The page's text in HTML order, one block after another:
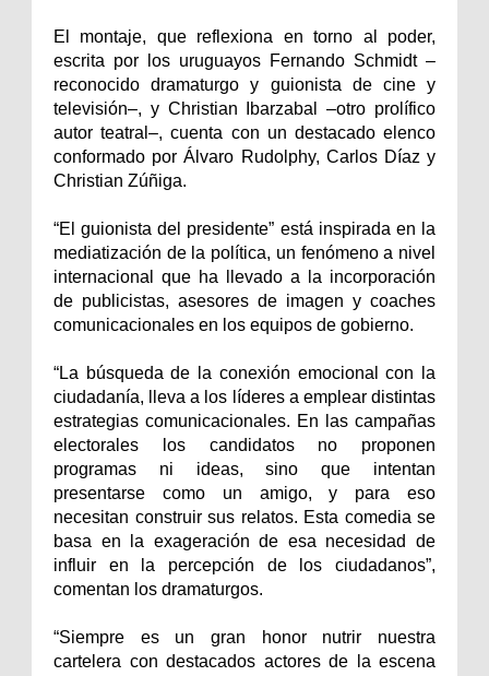
El montaje, que reflexiona en torno al poder,
escrita por los uruguayos Fernando Schmidt –
reconocido dramaturgo y guionista de cine y
televisión–, y Christian Ibarzabal –otro prolífico
autor teatral–, cuenta con un destacado elenco
conformado por Álvaro Rudolphy, Carlos Díaz y
Christian Zúñiga.
“El guionista del presidente” está inspirada en la
mediatización de la política, un fenómeno a nivel
internacional que ha llevado a la incorporación
de publicistas, asesores de imagen y coaches
comunicacionales en los equipos de gobierno.
“La búsqueda de la conexión emocional con la
ciudadanía, lleva a los líderes a emplear distintas
estrategias comunicacionales. En las campañas
electorales los candidatos no proponen
programas ni ideas, sino que intentan
presentarse como un amigo, y para eso
necesitan construir sus relatos. Esta comedia se
basa en la exageración de esa necesidad de
influir en la percepción de los ciudadanos”,
comentan los dramaturgos.
“Siempre es un gran honor nutrir nuestra
cartelera con destacados actores de la escena